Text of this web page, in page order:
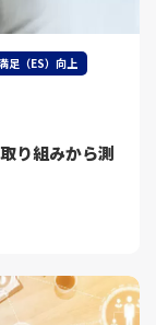
足（ES）向上
り組みから測